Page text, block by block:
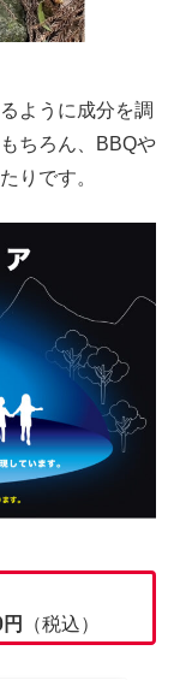
ように成分を調
ちろん、BBQや
りです。
円 （税込）